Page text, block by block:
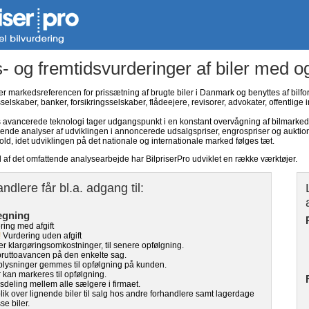
og fremtidsvurderinger af biler med
markedsreferencen for prissætning af brugte biler i Danmark og benyttes af
banker, forsikringsselskaber, flådeejere, revisorer, advokater, offentlige
avancerede teknologi tager udgangspunkt i en konstant overvågning af
analyser af udviklingen i annoncerede udsalgspriser, engrospriser og
idet udviklingen på det nationale og internationale marked følges tæt.
af det omfattende analysearbejde har BilpriserPro udviklet en række værktøjer.
får bl.a. adgang til:
med afgift
Vurdering uden afgift
klargøringsomkostninger, til senere opfølgning.
på den enkelte sag.
gemmes til opfølgning på kunden.
kan markeres til opfølgning.
mellem alle sælgere i firmaet.
over lignende biler til salg hos andre forhandlere samt lagerdage
biler.